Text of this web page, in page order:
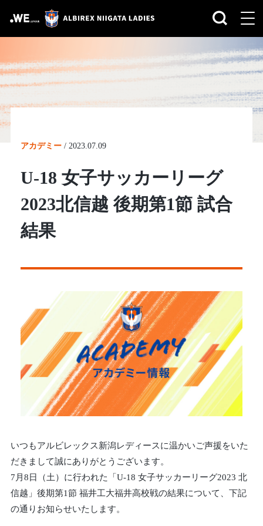
アカデミー / 2023.07.09
U-18 女子サッカーリーグ
2023北信越 後期第1節 試合
結果
いつもアルビレックス新潟レディースに温かいご声援をいた
だきまして誠にありがとうございます。
7月8日（土）に行われた「U-18 女子サッカーリーグ2023 北
信越」後期第1節 福井工大福井高校戦の結果について、下記
の通りお知らせいたします。